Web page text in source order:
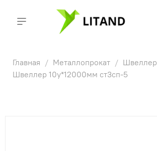
Главная Металлопрокат
Швеллер
Швеллер 10у*12000мм ст3сп-5